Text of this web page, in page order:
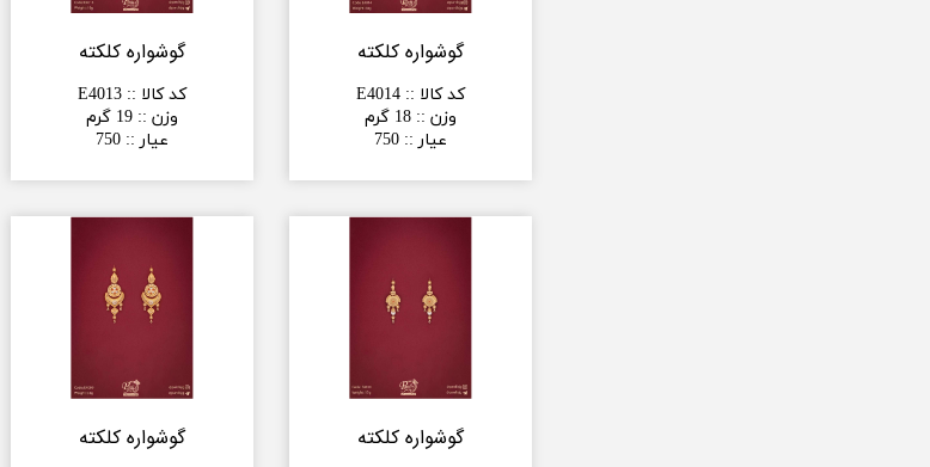
گوشواره کلکته
کد کالا ::
E4014
وزن ::18 گرم
عیار ::
750
گوشواره کلکته
کد کالا ::
E4013
وزن ::19 گرم
عیار ::
750
گوشواره کلکته گوشواره کلکته